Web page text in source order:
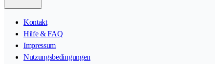
Kontakt
Hilfe & FAQ
Impressum
Nutzungsbedingungen